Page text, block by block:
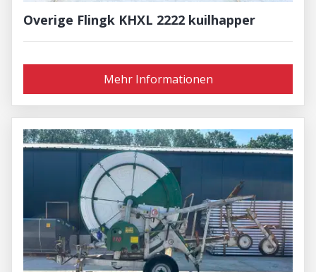
Overige Flingk KHXL 2222 kuilhapper
Mehr Informationen